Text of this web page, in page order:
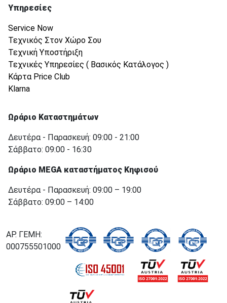
Υπηρεσίες
Service Now
Τεχνικός Στον Χώρο Σου
Τεχνική Υποστήριξη
Τεχνικές Υπηρεσίες ( Βασικός Κατάλογος )
Κάρτα Price Club
Klarna
Ωράριο Καταστημάτων
Δευτέρα - Παρασκευή: 09:00 - 21:00
Σάββατο: 09:00 - 16:30
Ωράριο MEGA καταστήματος Κηφισού
Δευτέρα - Παρασκευή: 09:00 – 19:00
Σάββατο: 09:00 – 14:00
ΑΡ. ΓΕΜΗ:
000755501000